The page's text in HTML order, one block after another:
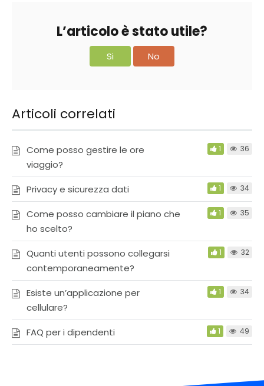
L’articolo è stato utile?
Si No
Articoli correlati
Come posso gestire le ore
viaggio?
1 36
Privacy e sicurezza dati 1 34
Come posso cambiare il piano che
ho scelto?
1 35
Quanti utenti possono collegarsi
contemporaneamente?
1 32
Esiste un’applicazione per
cellulare?
1 34
FAQ per i dipendenti 1 49